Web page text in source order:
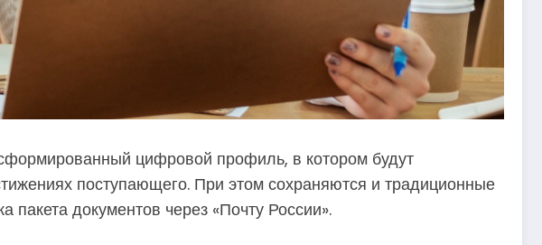
цифровой профиль, в котором будут
поступающего. При этом сохраняются и традиционные
документов через «Почту России».